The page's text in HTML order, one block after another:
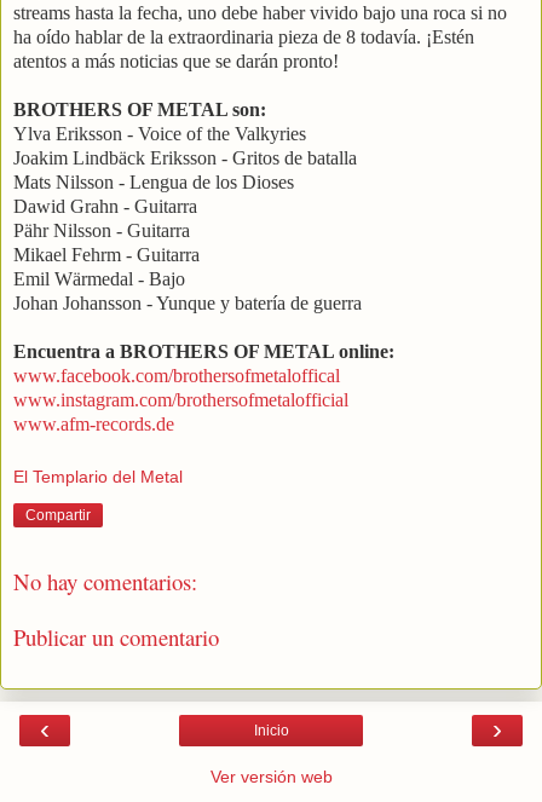
streams hasta la fecha, uno debe haber vivido bajo una roca si no
ha oído hablar de la extraordinaria pieza de 8 todavía. ¡Estén
atentos a más noticias que se darán pronto!
BROTHERS OF METAL son:
Ylva Eriksson - Voice of the Valkyries
Joakim Lindbäck Eriksson - Gritos de batalla
Mats Nilsson - Lengua de los Dioses
Dawid Grahn - Guitarra
Pähr Nilsson - Guitarra
Mikael Fehrm - Guitarra
Emil Wärmedal - Bajo
Johan Johansson - Yunque y batería de guerra
Encuentra a BROTHERS OF METAL online:
www.facebook.com/brothersofmetaloffical
www.instagram.com/brothersofmetalofficial
www.afm-records.de
El Templario del Metal
Compartir
No hay comentarios:
Publicar un comentario
‹ ›
Inicio
Ver versión web